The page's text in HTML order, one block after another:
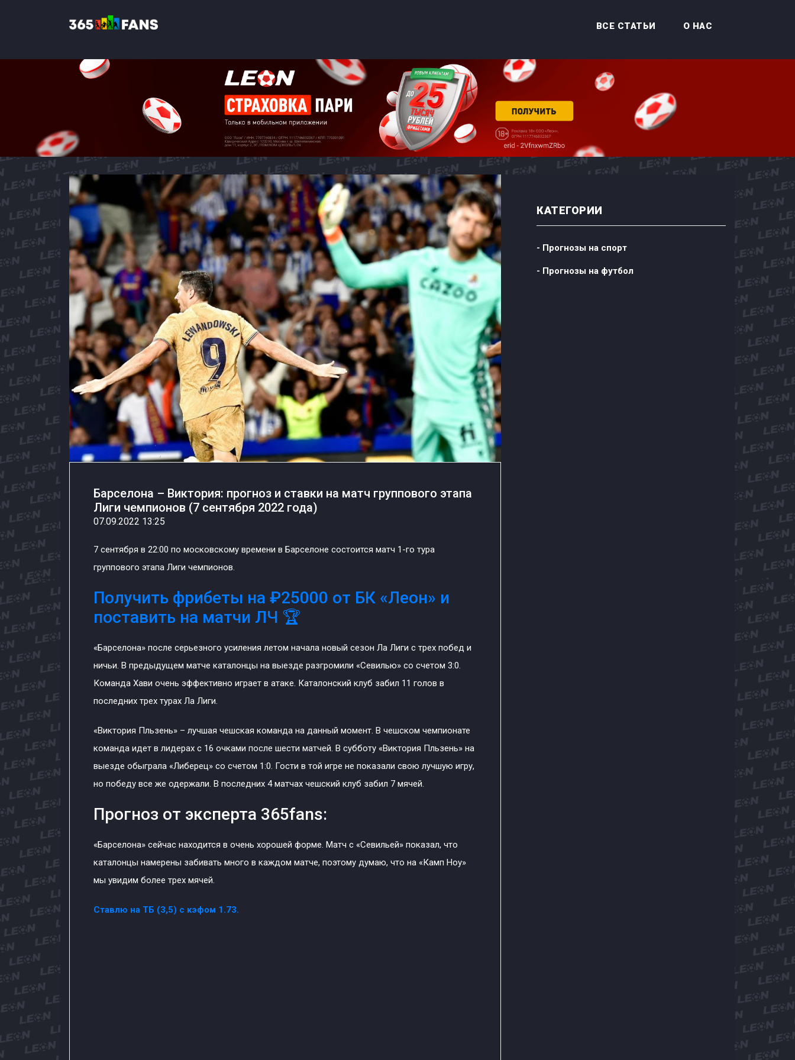
ВСЕ СТАТЬИ О НАС
Барселона – Виктория: прогноз и ставки на матч группового этапа
Лиги чемпионов (7 сентября 2022 года)
07.09.2022 13:25
7 сентября в 22:00 по московскому времени в Барселоне состоится матч 1-го тура
группового этапа Лиги чемпионов.
Получить фрибеты на ₽25000 от БК «Леон» и
поставить на матчи ЛЧ 🏆
«Барселона» после серьезного усиления летом начала новый сезон Ла Лиги с трех побед и
ничьи. В предыдущем матче каталонцы на выезде разгромили «Севилью» со счетом 3:0.
Команда Хави очень эффективно играет в атаке. Каталонский клуб забил 11 голов в
последних трех турах Ла Лиги.
«Виктория Пльзень» – лучшая чешская команда на данный момент. В чешском чемпионате
команда идет в лидерах с 16 очками после шести матчей. В субботу «Виктория Пльзень» на
выезде обыграла «Либерец» со счетом 1:0. Гости в той игре не показали свою лучшую игру,
но победу все же одержали. В последних 4 матчах чешский клуб забил 7 мячей.
Прогноз от эксперта 365fans:
«Барселона» сейчас находится в очень хорошей форме. Матч с «Севильей» показал, что
каталонцы намерены забивать много в каждом матче, поэтому думаю, что на «Камп Ноу»
мы увидим более трех мячей.
Ставлю на ТБ (3,5) с кэфом 1.73.
КАТЕГОРИИ
- Прогнозы на спорт
- Прогнозы на футбол